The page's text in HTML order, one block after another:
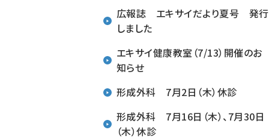
広報誌 エキサイだより夏号 発行
しました
エキサイ健康教室（7/13）開催のお
知らせ
形成外科 7月2日（木）休診
形成外科 7月16日（木）、7月30日
（木）休診